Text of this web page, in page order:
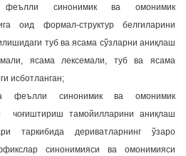
феълли синонимик ва омонимик
оид формал-структур белгиларини
туб ва ясама сўзларни аниқлаш
ясама лексемали, туб ва ясама
исботланган;
феълли синонимик ва омонимик
чоғиштириш тамойилларини аниқлаш
таркибида дериватларнинг ўзаро
синонимияси ва омонимияси